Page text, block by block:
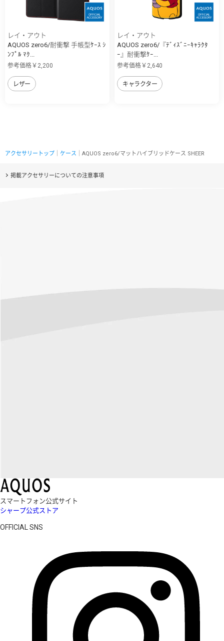
レイ・アウト
AQUOS zero6/耐衝撃 手帳型ｹｰｽ ｼ
ﾝﾌﾟﾙ ﾏｸ...
参考価格￥2,200
レザー
レイ・アウト
AQUOS zero6/『ﾃﾞｨｽﾞﾆｰｷｬﾗｸﾀ
ｰ』耐衝撃ｹｰ...
参考価格￥2,640
キャラクター
アクセサリートップ ケース ｜AQUOS zero6/マットハイブリッドケース SHEER
掲載アクセサリーについての注意事項
スマートフォン公式サイト
シャープ公式ストア
OFFICIAL SNS